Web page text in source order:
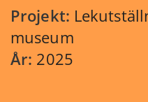
Projekt:
museum
År: 2025